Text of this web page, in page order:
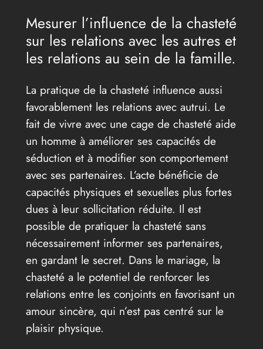
Mesurer l’influence de la chasteté
sur les relations avec les autres et
les relations au sein de la famille.
La pratique de la chasteté influence aussi
favorablement les relations avec autrui. Le
fait de vivre avec une cage de chasteté aide
un homme à améliorer ses capacités de
séduction et à modifier son comportement
avec ses partenaires. L’acte bénéficie de
capacités physiques et sexuelles plus fortes
dues à leur sollicitation réduite. Il est
possible de pratiquer la chasteté sans
nécessairement informer ses partenaires,
en gardant le secret. Dans le mariage, la
chasteté a le potentiel de renforcer les
relations entre les conjoints en favorisant un
amour sincère, qui n’est pas centré sur le
plaisir physique.